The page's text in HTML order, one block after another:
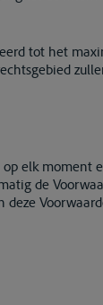
tot het
elk moment
de